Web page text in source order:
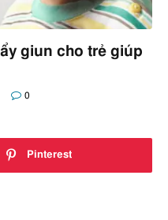
giun cho trẻ giúp
0
Pinterest